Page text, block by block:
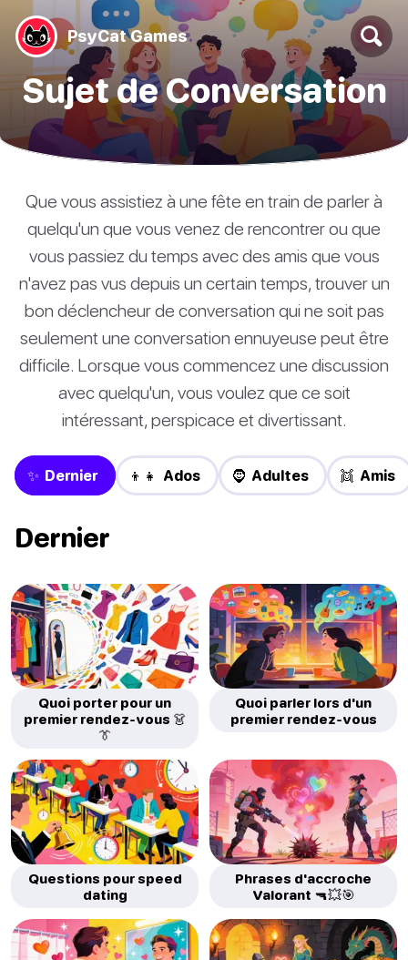
PsyCat Games
Sujet de Conversation
Que vous assistiez à une fête en train de parler à
quelqu'un que vous venez de rencontrer ou que
vous passiez du temps avec des amis que vous
n'avez pas vus depuis un certain temps, trouver un
bon déclencheur de conversation qui ne soit pas
seulement une conversation ennuyeuse peut être
difficile. Lorsque vous commencez une discussion
avec quelqu'un, vous voulez que ce soit
intéressant, perspicace et divertissant.
✨ Dernier 👦👧 Ados 🧔 Adultes 👯 Amis
Dernier
Quoi porter pour un
premier rendez-vous 👗
👔
Quoi parler lors d'un
premier rendez-vous
Questions pour speed
dating
Phrases d'accroche
Valorant 🔫💥🎯